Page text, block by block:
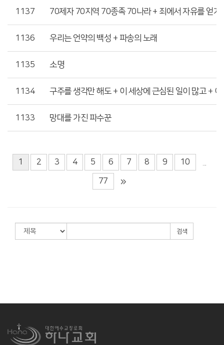
1137 70제자 70지역 70종족 70나라 + 죄에서 자유를 얻게
1136 우리는 언약의 백성 + 파송의 노래
1135 소명
1134 구주를 생각만 해도 + 이 세상에 근심된 일이 많고 +
1133 망대를 가진 파수꾼
1 2 3 4 5 6 7 8 9 10
77
검색